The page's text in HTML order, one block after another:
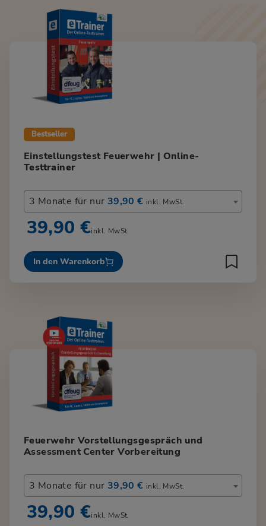
Bestseller
Einstellungstest Feuerwehr | Online-
Testtrainer
3 Monate für nur 39,90 € inkl. MwSt.
39,90 €inkl. MwSt.
In den Warenkorb
Feuerwehr Vorstellungsgespräch und
Assessment Center Vorbereitung
3 Monate für nur 39,90 € inkl. MwSt.
39,90 €inkl. MwSt.